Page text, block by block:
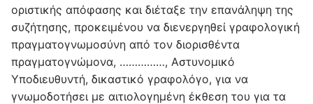
οριστικής απόφασης και διέταξε την επανάληψη της
συζήτησης, προκειμένου να διενεργηθεί γραφολογική
πραγματογνωμοσύνη από τον διορισθέντα
πραγματογνώμονα, ……………, Αστυνομικό
Υποδιευθυντή, δικαστικό γραφολόγο, για να
γνωμοδοτήσει με αιτιολογημένη έκθεση του για τα